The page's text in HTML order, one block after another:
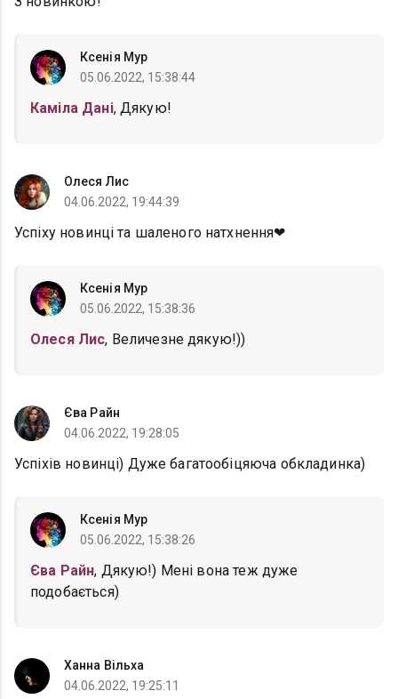
Ксенія Мур
05.06.2022, 15:38:44
Каміла Дані, Дякую!
Олеся Лис
04.06.2022, 19:44:39
Успіху новинці та шаленого натхнення❤
Ксенія Мур
05.06.2022, 15:38:36
Олеся Лис, Величезне дякую!))
Єва Райн
04.06.2022, 19:28:05
Успіхів новинці) Дуже багатообіцяюча обкладинка)
Ксенія Мур
05.06.2022, 15:38:26
Єва Райн, Дякую!) Мені вона теж дуже
подобається)
Ханна Вільха
04.06.2022, 19:25:11